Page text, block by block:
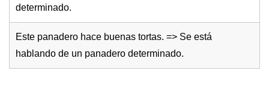
determinado.
Este panadero hace buenas tortas. => Se está
hablando de un panadero determinado.